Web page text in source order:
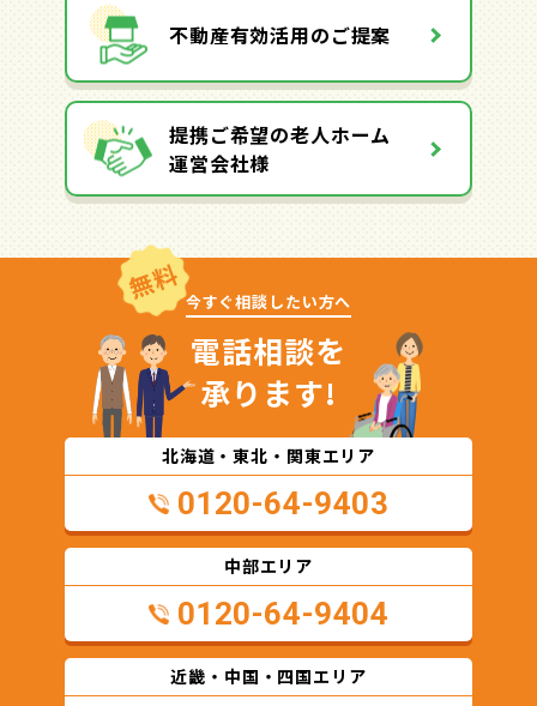
不動産有効活用のご提案
提携ご希望の老人ホーム
運営会社様
無料 今すぐ相談したい方へ
電話相談を
承ります!
北海道・東北・関東エリア
0120-64-9403
中部エリア
0120-64-9404
近畿・中国・四国エリア